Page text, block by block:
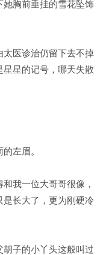
胸前垂挂的雪花坠饰
太医诊治仍留下去不掉
星的记号，哪天失散
左眉。
我一位大哥哥很像，
长大了，更为刚硬冷
子的小丫头这般叫过